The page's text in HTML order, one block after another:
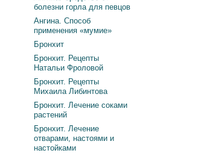
болезни горла для певцов
Ангина. Способ
применения «мумие»
Бронхит
Бронхит. Рецепты
Натальи Фроловой
Бронхит. Рецепты
Михаила Либинтова
Бронхит. Лечение соками
растений
Бронхит. Лечение
отварами, настоями и
настойками